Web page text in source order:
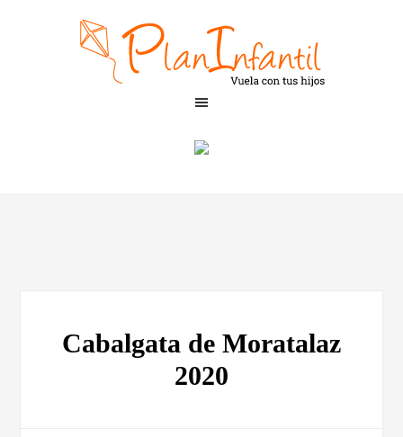
Cabalgata de Moratalaz
2020